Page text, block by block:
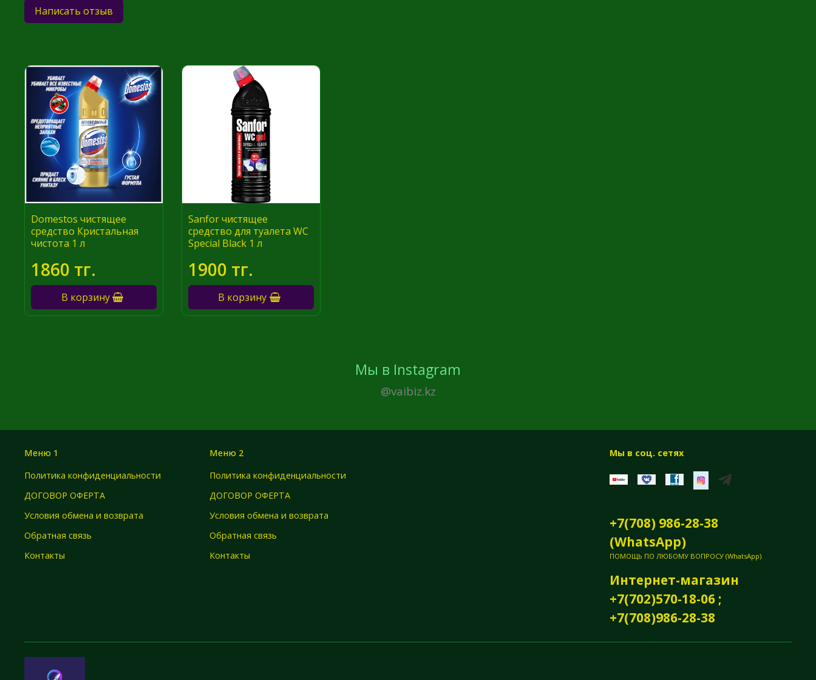
Написать отзыв
Domestos чистящее
средство Кристальная
чистота 1 л
1860 тг.
В корзину
Sanfor чистящее
средство для туалета WC
Special Black 1 л
1900 тг.
В корзину
Мы в Instagram
@vaibiz.kz
Меню 1
Политика конфиденциальности
ДОГОВОР ОФЕРТА
Условия обмена и возврата
Обратная связь
Контакты
Меню 2
Политика конфиденциальности
ДОГОВОР ОФЕРТА
Условия обмена и возврата
Обратная связь
Контакты
Мы в соц. сетях
+7(708) 986-28-38
(WhatsApp)
ПОМОЩЬ ПО ЛЮБОМУ ВОПРОСУ (WhatsApp)
Интернет-магазин
+7(702)570-18-06 ;
+7(708)986-28-38